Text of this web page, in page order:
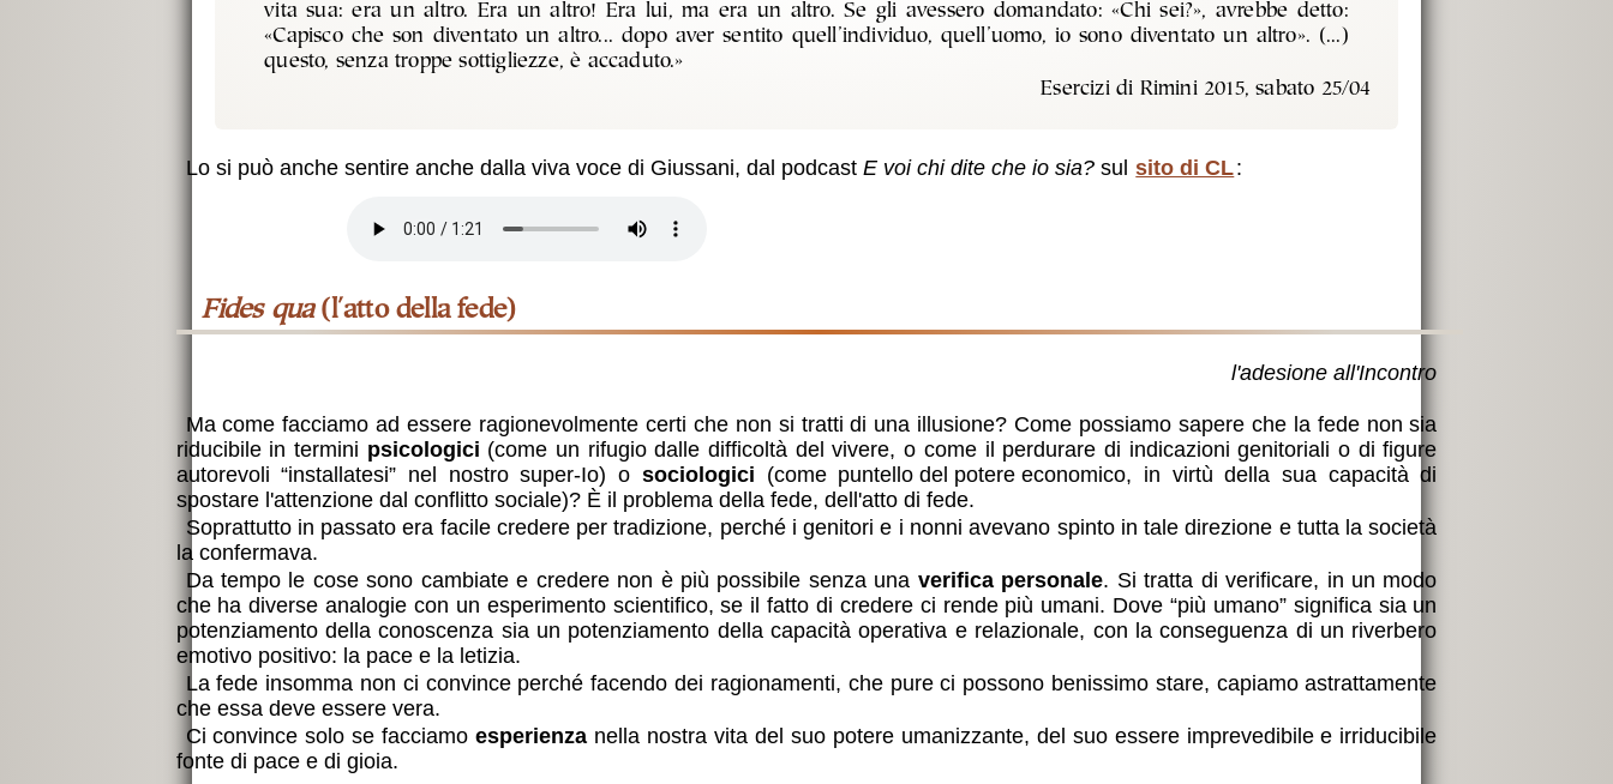
vita sua: era un altro. Era un altro! Era lui, ma era un altro. Se gli avessero domandato: «Chi sei?», avrebbe detto:
«Capisco che son diventato un altro... dopo aver sentito quell’individuo, quell’uomo, io sono diventato un altro». (...)
questo, senza troppe sottigliezze, è accaduto.»
Esercizi di Rimini 2015, sabato 25/04
Lo si può anche sentire anche dalla viva vocedi Giussani, dal podcast E voi chi dite che io sia?sul sito di CL:
Fides qua(l'atto della fede)
l'adesione all'Incontro
Ma come facciamo ad essere ragionevolmente certi che non si tratti di una illusione? Come possiamo sapere che la fede non sia
riducibile in termini psicologici (come un rifugio dalle difficoltà del vivere, o come il perdurare di indicazioni genitoriali o di figure
autorevoli “installatesi” nel nostrosuper-Io) o sociologici (come puntello del potere economico, in virtù della sua capacità di
spostare l'attenzione dal conflitto sociale)? È il problema della fede, dell'atto di fede.
Soprattutto in passato era facile credere per tradizione, perché i genitori e i nonni avevano spinto in tale direzione e tutta la società
la confermava.
Da tempo le cose sono cambiate e credere non è più possibile senza una verifica personale. Si tratta di verificare, in un modo
che ha diverse analogie con un esperimento scientifico, se il fatto di credere ci rende più umani. Dove “più umano” significa sia un
potenziamento della conoscenza sia un potenziamento della capacità operativa e relazionale, con la conseguenza di un riverbero
emotivo positivo: la pace e la letizia.
La fede insomma non ci convince perché facendo dei ragionamenti, che pure ci possono benissimo stare, capiamo astrattamente
che essa deve essere vera.
Ci convince solo se facciamoesperienza nella nostra vita del suo potere umanizzante, del suo essere imprevedibile e irriducibile
fonte di pace e di gioia.